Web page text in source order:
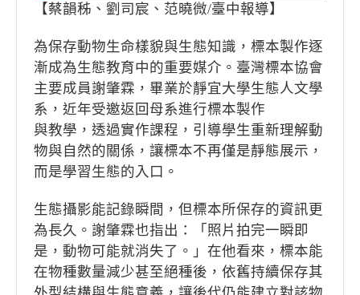
【蔡韻秭、劉司宸、范曉微/臺中報導】
為保存動物生命樣貌與生態知識，標本製作逐
漸成為生態教育中的重要媒介。臺灣標本協會
主要成員謝肇霖，畢業於靜宜大學生態人文學
系，近年受邀返回母系進行標本製作
與教學，透過實作課程，引導學生重新理解動
物與自然的關係，讓標本不再僅是靜態展示，
而是學習生態的入口。
生態攝影能記錄瞬間，但標本所保存的資訊更
為長久。謝肇霖也指出：「照片拍完一瞬即
是，動物可能就消失了。」在他看來，標本能
在物種數量減少甚至絕種後，依舊持續保存其